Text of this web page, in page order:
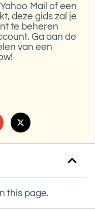
Mail of een
deze gids zal je
te beheren
Ga aan de
van een
this page.